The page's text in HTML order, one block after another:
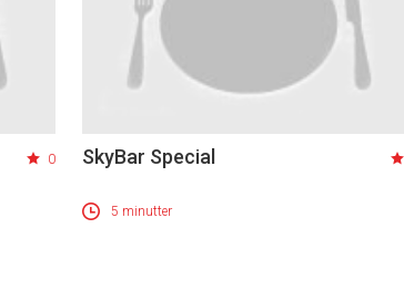
0 SkyBar Special
5 minutter